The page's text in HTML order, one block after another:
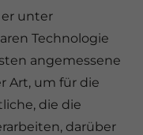
unter
Technologie
angemessene
Art, um für die
die die
darüber